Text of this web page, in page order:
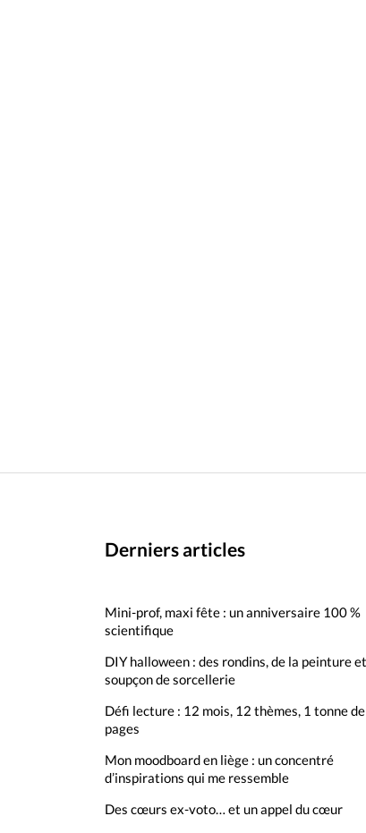
Derniers articles
Mini-prof, maxi fête : un anniversaire 100 %
scientifique
DIY halloween : des rondins, de la peinture
soupçon de sorcellerie
Défi lecture : 12 mois, 12 thèmes, 1 tonne de
pages
Mon moodboard en liège : un concentré
d’inspirations qui me ressemble
Des cœurs ex-voto… et un appel du cœur